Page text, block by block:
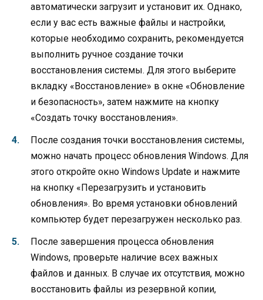
автоматически загрузит и установит их. Однако,
если у вас есть важные файлы и настройки,
которые необходимо сохранить, рекомендуется
выполнить ручное создание точки
восстановления системы. Для этого выберите
вкладку «Восстановление» в окне «Обновление
и безопасность», затем нажмите на кнопку
«Создать точку восстановления».
После создания точки восстановления системы,
можно начать процесс обновления Windows. Для
этого откройте окно Windows Update и нажмите
на кнопку «Перезагрузить и установить
обновления». Во время установки обновлений
компьютер будет перезагружен несколько раз.
После завершения процесса обновления
Windows, проверьте наличие всех важных
файлов и данных. В случае их отсутствия, можно
восстановить файлы из резервной копии,